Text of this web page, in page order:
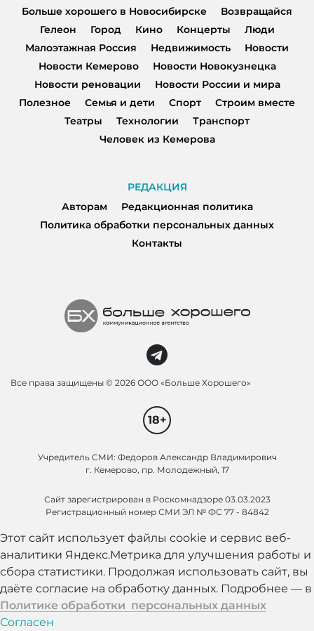
Больше хорошего в Новосибирске
Возвращайся
Гелеон
Город Кино Концерты
Люди
Малоэтажная Россия
Недвижимость
Новости
Новости Кемерово
Новости Новокузнецка
Новости реновации
Новости России и мира
Полезное
Семья и дети Спорт
Строим вместе
Театры
Технологии
Транспорт
Человек из Кемерова
РЕДАКЦИЯ
Авторам
Редакционная политика
Политика обработки персональных данных
Контакты
Все права защищены © 2026 ООО «Больше Хорошего»
18+
Учредитель СМИ: Федоров Александр Владимирович
г. Кемерово, пр. Молодежный, 17
Сайт зарегистрирован в Роскомнадзоре 03.03.2023
Регистрационный номер СМИ ЭЛ № ФС 77 - 84842
Этот сайт использует файлы cookie и сервис веб-
аналитики Яндекс.Метрика для улучшения работы и
сбора статистики. Продолжая использовать сайт, вы
даёте согласие на обработку данных. Подробнее — в
Политике обработки персональных данных
Согласен